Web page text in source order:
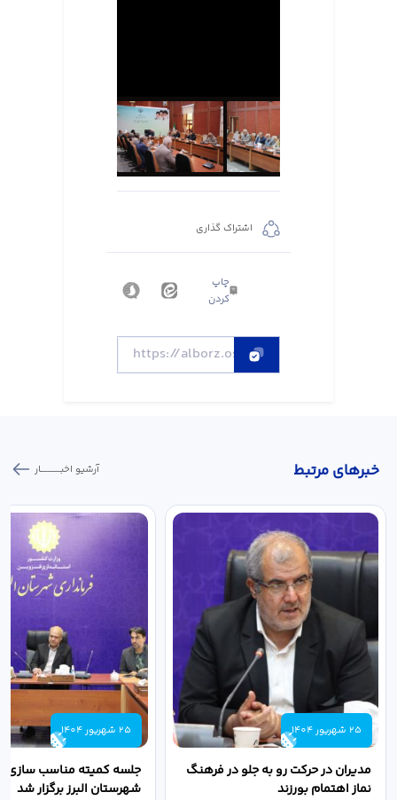
اشتراک گذاری
چاپ
کردن
خبر‌های مرتبط آرشیو اخبـــــــــــار
25 شهریور 1404
مدیران در حرکت رو به جلو در فرهنگ
نماز اهتمام بورزند
25 شهریور 1404
جلسه کمیته مناسب سازی
شهرستان البرز برگزار شد